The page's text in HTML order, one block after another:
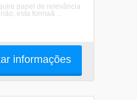
papel de relevância
esta forma& ...
informações